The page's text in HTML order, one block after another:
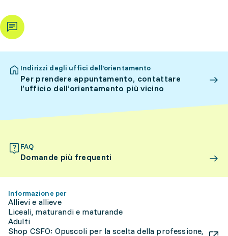
Indirizzi degli uffici dell’orientamento
Per prendere appuntamento, contattare
l’ufficio dell’orientamento più vicino
FAQ
Domande più frequenti
Informazione per
Allievi e allieve
Liceali, maturandi e maturande
Adulti
Shop CSFO: Opuscoli per la scelta della professione,